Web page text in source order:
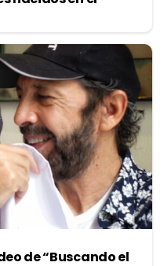
de “Buscando el